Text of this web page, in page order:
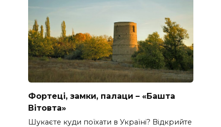
Фортеці, замки, палаци – «Башта
Вітовта»
Шукаєте куди поїхати в Україні? Відкрийте